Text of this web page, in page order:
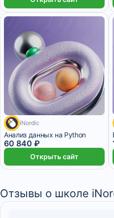
5 634 ₽/мес
iNordic
Анализ данных на Python
60 840 ₽
Открыть сайт
Отзывы о школе